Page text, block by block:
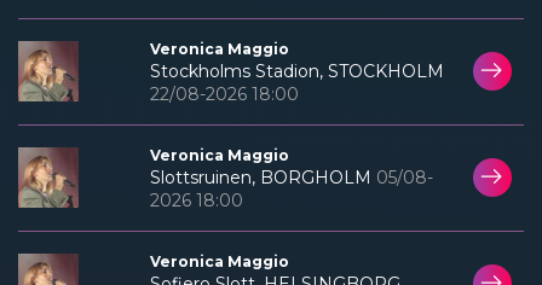
Veronica Maggio
Stockholms Stadion, STOCKHOLM
22/08-2026 18:00
Veronica Maggio
Slottsruinen, BORGHOLM 05/08-
2026 18:00
Veronica Maggio